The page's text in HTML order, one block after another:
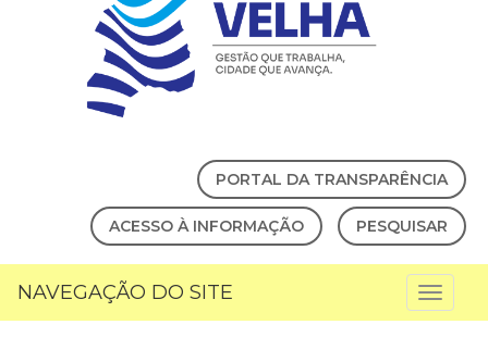
PORTAL DA TRANSPARÊNCIA
ACESSO À INFORMAÇÃO PESQUISAR
NAVEGAÇÃO DO SITE